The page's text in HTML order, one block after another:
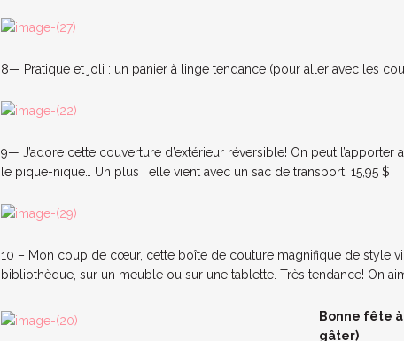
8— Pratique et joli : un panier à linge tendance (pour aller avec les
9— J’adore cette couverture d’extérieur réversible! On peut l’apporter
le pique-nique… Un plus : elle vient avec un sac de transport! 15,95 $
10 – Mon coup de cœur, cette boîte de couture magnifique de style
bibliothèque, sur un meuble ou sur une tablette. Très tendance! On
Bonne fête
gâter)